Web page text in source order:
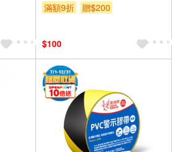
滿額9折
贈$200
$100